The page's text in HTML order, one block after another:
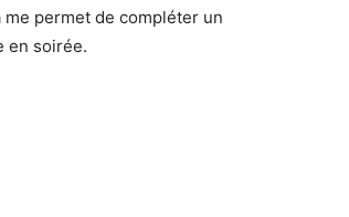
me permet de compléter un
en soirée.